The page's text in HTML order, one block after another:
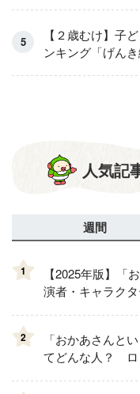
【２歳むけ】子
ンキング「げん
人気記
週間
1
【2025年版】「
演者・キャラク
2
「おかあさんと
てどんな人？ ロ